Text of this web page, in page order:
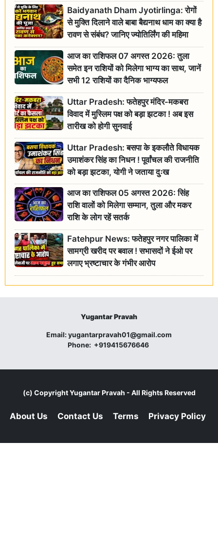
Baidyanath Dham Jyotirlinga: रोगों
से मुक्ति दिलाने वाले बाबा बैद्यनाथ धाम का क्या है
रावण से संबंध? जानिए ज्योतिर्लिंग की महिमा
आज का राशिफल 07 अगस्त 2026: तुला
समेत इन राशियों को मिलेगा भाग्य का साथ, जानें
सभी 12 राशियों का दैनिक भाग्यफल
Uttar Pradesh: फतेहपुर मंदिर-मकबरा
विवाद में मुस्लिम पक्ष को बड़ा झटका ! अब इस
तारीख को होगी सुनवाई
Uttar Pradesh: बसपा के इकलौते विधायक
उमाशंकर सिंह का निधन ! पूर्वांचल की राजनीति
को बड़ा झटका, योगी ने जताया दुःख
आज का राशिफल 05 अगस्त 2026: सिंह
राशि वालों को मिलेगा सम्मान, तुला और मकर
राशि के लोग रहें सतर्क
Fatehpur News: फतेहपुर नगर पालिका में
सामग्री खरीद पर बवाल ! सभासदों ने ईओ पर
लगाए भ्रष्टाचार के गंभीर आरोप
Yugantar Pravah
Email:yugantarpravah01@gmail.com
Phone: +919415676646
(c) CopyrightYugantar Pravah - All Rights Reserved
About Us Contact Us Terms Privacy Policy